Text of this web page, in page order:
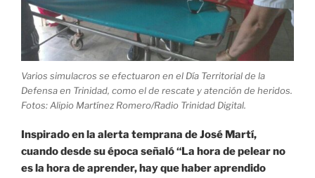
Varios simulacros se efectuaron en el Día Territorial de la
Defensa en Trinidad, como el de rescate y atención de heridos.
Fotos: Alipio Martínez Romero/Radio Trinidad Digital.
Inspirado en la alerta temprana de José Martí,
cuando desde su época señaló “La hora de pelear no
es la hora de aprender, hay que haber aprendido